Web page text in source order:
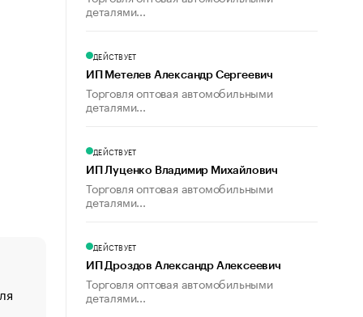
«От спорта тело стареет иначе». Как живет глава
создавшей GTA
деталями...
ДЕЙСТВУЕТ
ИП Метелев Александр Сергеевич
Торговля оптовая автомобильными
деталями...
ДЕЙСТВУЕТ
ИП Луценко Владимир Михайлович
Торговля оптовая автомобильными
деталями...
ДЕЙСТВУЕТ
ИП Дроздов Александр Алексеевич
Торговля оптовая автомобильными
деталями...